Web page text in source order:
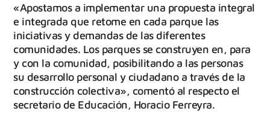
«Apostamos a implementar una propuesta integral
e integrada que retome en cada parque las
iniciativas y demandas de las diferentes
comunidades. Los parques se construyen en, para
y con la comunidad, posibilitando a las personas
su desarrollo personal y ciudadano a través de la
construcción colectiva», comentó al respecto el
secretario de Educación, Horacio Ferreyra.